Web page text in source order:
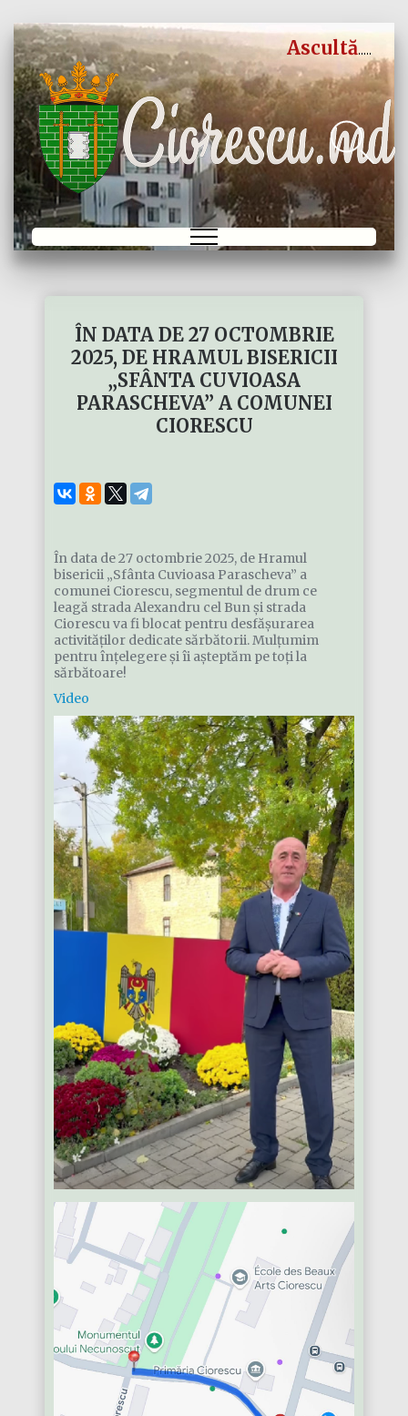
Ascultă
ÎN DATA DE 27 OCTOMBRIE
2025, DE HRAMUL BISERICII
„SFÂNTA CUVIOASA
PARASCHEVA” A COMUNEI
CIORESCU
În data de 27 octombrie 2025, de Hramul
bisericii „Sfânta Cuvioasa Parascheva” a
comunei Ciorescu, segmentul de drum ce
leagă strada Alexandru cel Bun și strada
Ciorescu va fi blocat pentru desfășurarea
activităților dedicate sărbătorii. Mulțumim
pentru înțelegere și îi așteptăm pe toți la
sărbătoare!
Video